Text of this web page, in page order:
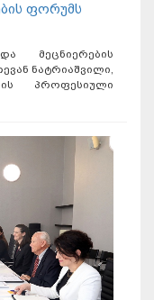
ფორუმს
მეცნიერების
ნატრიაშვილი,
პროფესიული